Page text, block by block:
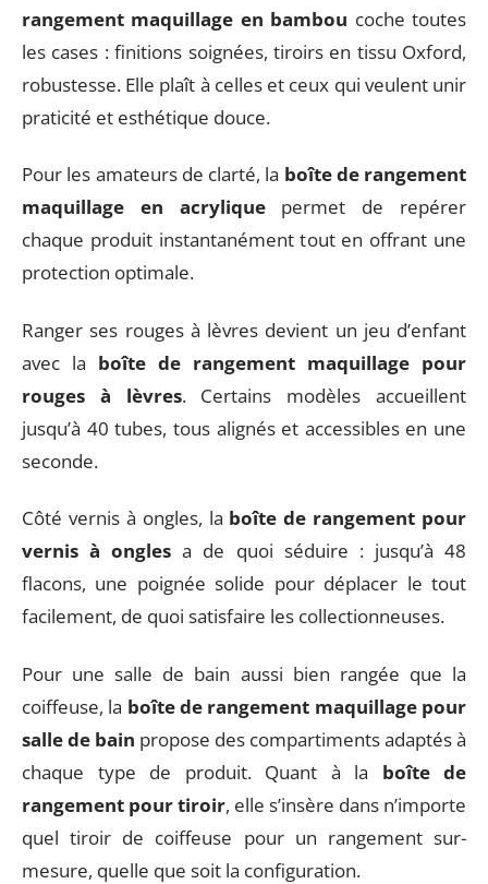
rangement maquillage en bambou coche toutes
les cases : finitions soignées, tiroirs en tissu Oxford,
robustesse. Elle plaît à celles et ceux qui veulent unir
praticité et esthétique douce.
Pour les amateurs de clarté, la boîte de rangement
maquillage en acryliquepermet de repérer
chaque produit instantanément tout en offrant une
protection optimale.
Ranger ses rouges à lèvres devient un jeu d’enfant
avec la boîte de rangement maquillage pour
rouges à lèvres. Certains modèles accueillent
jusqu’à 40 tubes, tous alignés et accessibles en une
seconde.
Côté vernis à ongles, la boîte de rangement pour
vernis à ongles a de quoi séduire : jusqu’à 48
flacons, une poignée solide pour déplacer le tout
facilement, de quoi satisfaire les collectionneuses.
Pour une salle de bain aussi bien rangée que la
coiffeuse, la boîte de rangement maquillage pour
salle de bain propose des compartiments adaptés à
chaque type de produit. Quant à la boîte de
rangement pour tiroir, elle s’insère dans n’importe
quel tiroir de coiffeuse pour un rangement sur-
mesure, quelle que soit la configuration.